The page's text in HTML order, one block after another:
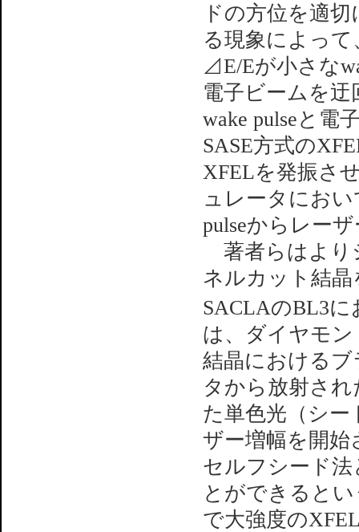
ドの方位を適
る現象によっ
⊿E/Eが小さな
電子ビームを
wake pulseと電
SASE方式の
XFELを発振さ
ュレータにお
pulseからレー
著者らはより
ネルカット結
SACLAのBL3
は、ダイヤモ
結晶における
タから放射さ
た単色光（シ
ザー増幅を開始
セルフシード
とができると
で大強度の